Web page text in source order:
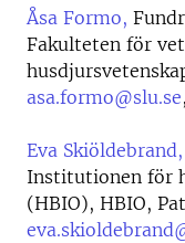
Åsa Formo,
Fakulteten för
asa.formo@slu.se,
Eva Skiöldebrand,
Institutionen för
(HBIO), HBIO,